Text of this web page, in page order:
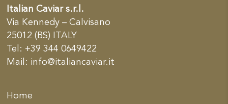
Italian Caviar s.r.l.
Via Kennedy – Calvisano
25012 (BS) ITALY
Tel: +39 344 0649422
Mail: info@italiancaviar.it
Home